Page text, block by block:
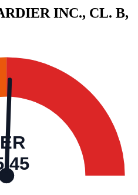
INC., CL. B,